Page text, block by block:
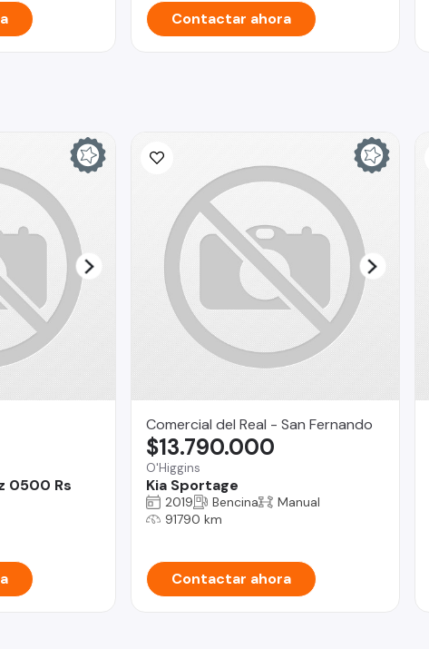
Contactar ahora
0500 Rs
Comercial del Real - San Fernando
O'Higgins
Kia Sportage
$13.790.000
2019 Bencina
Manual
91790 km
Contactar ahora